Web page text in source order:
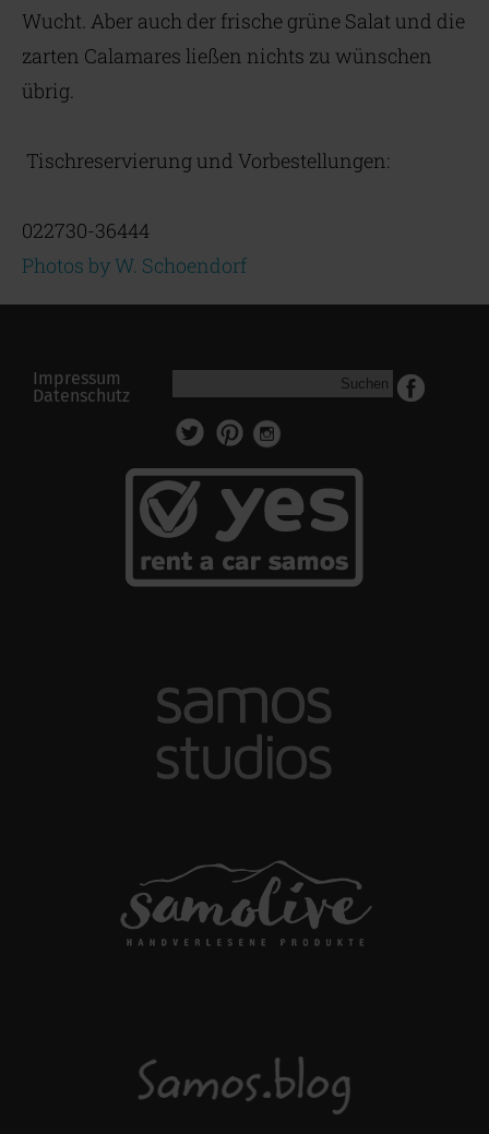
Wucht. Aber auch der frische grüne Salat und die
zarten Calamares ließen nichts zu wünschen
übrig.
Tischreservierung und Vorbestellungen:
022730-36444
Photos by W. Schoendorf
Impressum
Datenschutz
Suchen